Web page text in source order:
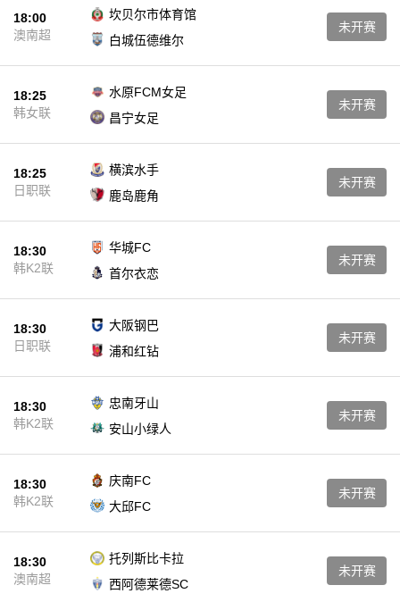
18:00
澳南超
坎贝尔市体育馆
白城伍德维尔
未开赛
18:25
韩女联
水原FCM女足
昌宁女足
未开赛
18:25
日职联
横滨水手
鹿岛鹿角
未开赛
18:30
韩K2联
华城FC
首尔衣恋
未开赛
18:30
日职联
大阪钢巴
浦和红钻
未开赛
18:30
韩K2联
忠南牙山
安山小绿人
未开赛
18:30
韩K2联
庆南FC
大邱FC
未开赛
18:30
澳南超
托列斯比卡拉
西阿德莱德SC
未开赛